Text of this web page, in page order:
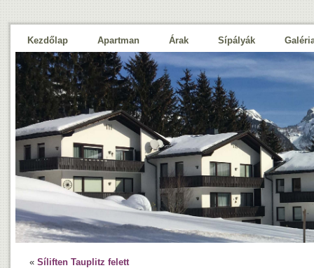
Kezdőlap Apartman Árak Sípályák
« Síliften Tauplitz felett